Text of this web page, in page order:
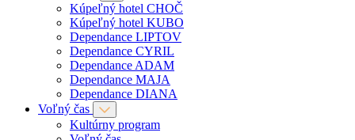
Kúpeľný hotel CHOČ
Kúpeľný hotel KUBO
Dependance LIPTOV
Dependance CYRIL
Dependance ADAM
Dependance MAJA
Dependance DIANA
Voľný čas
Kultúrny program